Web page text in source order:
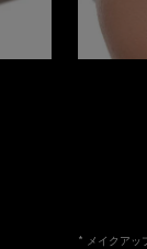
* メイクアッ